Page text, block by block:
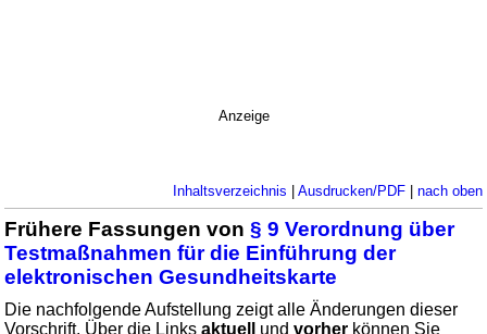
Anzeige
Inhaltsverzeichnis | Ausdrucken/PDF| nach oben
Frühere Fassungen von§ 9 Verordnung über
Testmaßnahmen für die Einführung der
elektronischen Gesundheitskarte
Die nachfolgende Aufstellung zeigt alle Änderungen dieser
Vorschrift. Über die Linksaktuell undvorher können Sie